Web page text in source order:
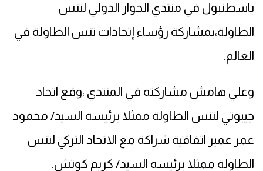
باسطنبول في منتدي الحوار الدولي لتنس
الطاولة،بمشاركة رؤساء إتحادات تنس الطاولة في
العالم.
وعلي هامش مشاركته في المنتدي ،وقع اتحاد
جيبوتي لتنس الطاولة ممثلا برئيسه السيد/ محمود
عمر عمير اتفاقية شراكة مع الاتحاد التركي لتنس
الطاولة ممثلا برئيسه السيد/ كريم كوتش.